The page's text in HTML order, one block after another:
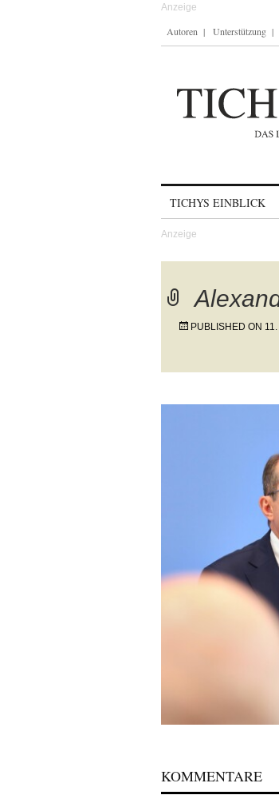
Autoren Unterstützung
TICHYS EINBLICK
PUBLISHED ON
KOMMENTARE